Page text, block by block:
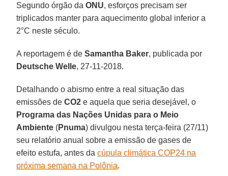
Segundo órgão daONU, esforços precisam ser
triplicados manter para aquecimento global inferior a
2°C neste século.
A reportagem é deSamantha Baker, publicada por
Deutsche Welle, 27-11-2018.
Detalhando o abismo entre a real situação das
emissões deCO2 e aquela que seria desejável, o
Programa das Nações Unidas para o Meio
Ambiente (Pnuma) divulgou nesta terça-feira (27/11)
seu relatório anual sobre a emissão de gases de
efeito estufa, antes dacúpula climática COP24 na
próxima semana na Polônia.